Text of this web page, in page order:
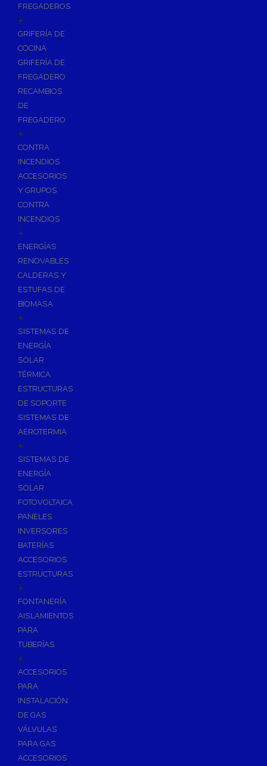
FREGADEROS
+
GRIFERÍA DE
COCINA
GRIFERÍA DE
FREGADERO
RECAMBIOS
DE
FREGADERO
+
CONTRA
INCENDIOS
ACCESORIOS
Y GRUPOS
CONTRA
INCENDIOS
+
ENERGÍAS
RENOVABLES
CALDERAS Y
ESTUFAS DE
BIOMASA
+
SISTEMAS DE
ENERGÍA
SOLAR
TÉRMICA
ESTRUCTURAS
DE SOPORTE
SISTEMAS DE
AEROTERMIA
+
SISTEMAS DE
ENERGÍA
SOLAR
FOTOVOLTAICA
PANELES
INVERSORES
BATERÍAS
ACCESORIOS
ESTRUCTURAS
+
FONTANERÍA
AISLAMIENTOS
PARA
TUBERÍAS
+
ACCESORIOS
PARA
INSTALACIÓN
DE GAS
VÁLVULAS
PARA GAS
ACCESORIOS